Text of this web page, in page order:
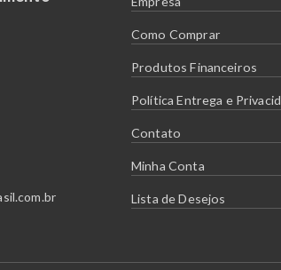
Como Comprar
Produtos Financeiros
Política Entrega e
Contato
Minha Conta
Lista de Desejos